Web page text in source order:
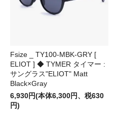
Fsize _ TY100-MBK-GRY [
ELIOT ] ◆ TYMER タイマー :
サングラス"ELIOT" Matt
Black×Gray
6,930円(本体6,300円、税630
円)